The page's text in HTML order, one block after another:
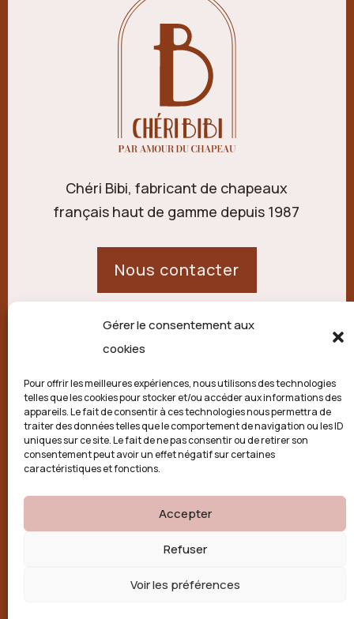
Gérer le consentement aux
cookies
Pour offrir les meilleures expériences, nous utilisons des technologies
telles que les cookies pour stocker et/ou accéder aux informations des
appareils. Le fait de consentir à ces technologies nous permettra de
traiter des données telles que le comportement de navigation ou les ID
uniques sur ce site. Le fait de ne pas consentir ou de retirer son
consentement peut avoir un effet négatif sur certaines
caractéristiques et fonctions.
Accepter
Refuser
Voir les préférences
Chéri Bibi, fabricant de chapeaux
français haut de gamme depuis 1987
Nous contacter
21 route de Palisse,
Politique de confidentialité
Conditions générales